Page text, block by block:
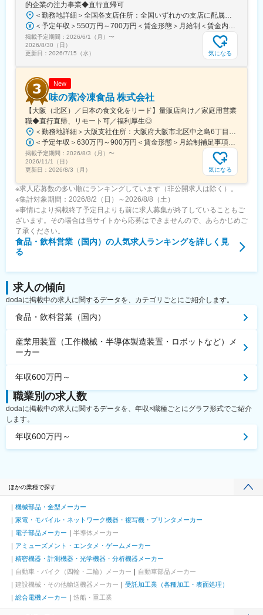
■同社の魅力
70年以上培った殺菌・設備洗浄・自動化制御の技術を強みに、
飲料・食品・医薬分野でトップクラスのシェアを誇る企業です。
大手企業への納入実績・継続的なメンテナンス需要を背景に、創
業以来黒字経営を継続しています。
的企業の注力事業◆直行直帰可
＜勤務地詳細＞全国各支店住所：全国いずれかの支店に配属となります 受動喫煙対策：敷地内全面禁煙変更の範囲：会社の定める事業所
＜予定年収＞550万円～700万円＜賃金形態＞月給制＜賃金内訳＞月額（基本給）：235,000円～350,000円＜月給＞235,000円～350,000円＜昇給有無＞有＜残業手当＞無＜給与補足＞■年収は前職・経験を考慮の上、決定致します。■昇給：年1回（4月）■賞与：年2回（6月・12月）■評価体制：実績と行動評価の両面から評価を実施。賞与は固定部分と変動部分（インセンティブ）で構成されています。■上記に加えて借上社宅制度あり賃金はあくまでも目安の金額であり、選考を通じて上下する可能性があります。月給(月額)は固定手当を含めた表記です。
掲載予定期間： 2026/6/1（月） 〜
2026/8/30（日）
更新日： 2026/7/15（水） 気になる
New
味の素冷凍食品 株式会社
【大阪（北区）／日本の食文化をリード】量販店向け／家庭用営業
職◆直行直帰、リモート可／福利厚生◎
＜勤務地詳細＞大阪支社住所：大阪府大阪市北区中之島6丁目2番57号味の素グループ大阪ビル7階 勤務地最寄駅：京阪中之島線／中之島駅受動喫煙対策：屋内喫煙可能場所あり変更の範囲：会社の定める事業所
＜予定年収＞630万円～900万円＜賃金形態＞月給制補足事項なし＜賃金内訳＞月額（基本給）：282,000円～386,000円＜月給＞282,000円～386,000円＜昇給有無＞有＜残業手当＞有＜給与補足＞※上記年収は、残業20時間の場合※給与詳細は、経験・スキル等を考慮し決定します。■賞与：年2回（過去実績5.4ヶ月分）※業績により変動あり賃金はあくまでも目安の金額であり、選考を通じて上下する可能性があります。月給(月額)は固定手当を含めた表記です。
掲載予定期間： 2026/8/3（月） 〜
2026/11/1（日）
更新日： 2026/8/3（月） 気になる
※求人応募数の多い順にランキングしています（非公開求人は除く）。
※集計対象期間：2026/8/2（日）～2026/8/8（土）
※事情により掲載終了予定日よりも前に求人募集が終了していることもご
ざいます。その場合は当サイトから応募はできませんので、あらかじめご
了承ください。
食品・飲料営業（国内） の人気求人ランキングを詳しく見
る
求人の傾向
dodaに掲載中の求人に関するデータを、カテゴリごとにご紹介します。
食品・飲料営業（国内）
産業用装置（工作機械・半導体製造装置・ロボットなど）メ
ーカー
年収600万円～
職業別の求人数
dodaに掲載中の求人に関するデータを、年収×職種ごとにグラフ形式でご紹介
します。
年収600万円～
ほかの業種で探す
機械部品・金型メーカー
家電・モバイル・ネットワーク機器・複写機・プリンタメーカー
電子部品メーカー
半導体メーカー
アミューズメント・エンタメ・ゲームメーカー
精密機器・計測機器・光学機器・分析機器メーカー
自動車・バイク（四輪・二輪）メーカー
自動車部品メーカー
建設機械・その他輸送機器メーカー
受託加工業（各種加工・表面処理）
総合電機メーカー
造船・重工業